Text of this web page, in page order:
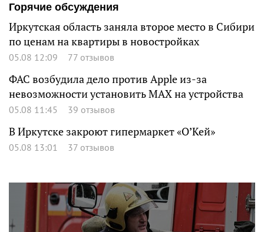
Горячие обсуждения
Иркутская область заняла второе место в Сибири
по ценам на квартиры в новостройках
05.08 12:09 77 отзывов
ФАС возбудила дело против Apple из-за
невозможности установить MAX на устройства
05.08 11:45 39 отзывов
В Иркутске закроют гипермаркет «О’Кей»
05.08 13:01 37 отзывов